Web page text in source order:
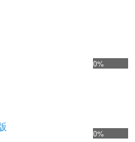
0%
0%